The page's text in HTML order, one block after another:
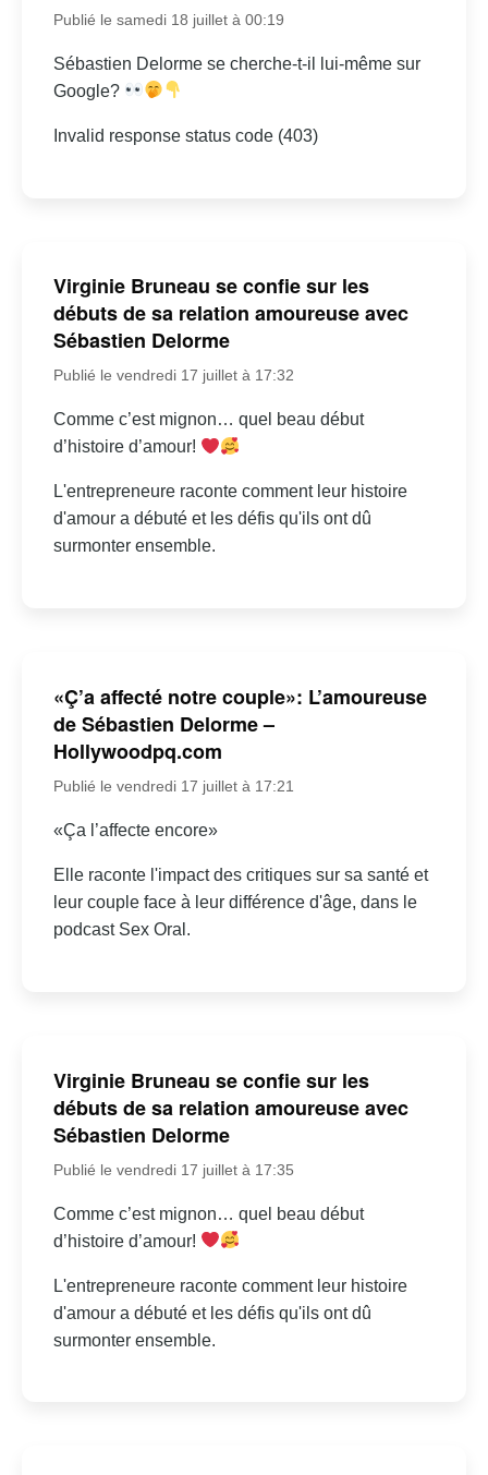
Publié le samedi 18 juillet à 00:19
Sébastien Delorme se cherche-t-il lui-même sur
Google?
Invalid response status code (403)
Virginie Bruneau se confie sur les
débuts de sa relation amoureuse avec
Sébastien Delorme
Publié le vendredi 17 juillet à 17:32
Comme c’est mignon… quel beau début
d’histoire d’amour!
L'entrepreneure raconte comment leur histoire
d'amour a débuté et les défis qu'ils ont dû
surmonter ensemble.
«Ç’a affecté notre couple»: L’amoureuse
de Sébastien Delorme –
Hollywoodpq.com
Publié le vendredi 17 juillet à 17:21
«Ça l’affecte encore»
Elle raconte l'impact des critiques sur sa santé et
leur couple face à leur différence d'âge, dans le
podcast Sex Oral.
Virginie Bruneau se confie sur les
débuts de sa relation amoureuse avec
Sébastien Delorme
Publié le vendredi 17 juillet à 17:35
Comme c’est mignon… quel beau début
d’histoire d’amour!
L'entrepreneure raconte comment leur histoire
d'amour a débuté et les défis qu'ils ont dû
surmonter ensemble.